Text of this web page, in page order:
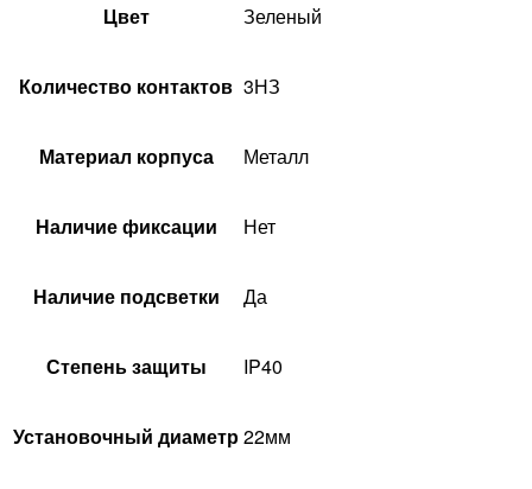
Цвет Зеленый
Количество контактов 3НЗ
Материал корпуса Металл
Наличие фиксации Нет
Наличие подсветки Да
Степень защиты IP40
Установочный диаметр22мм